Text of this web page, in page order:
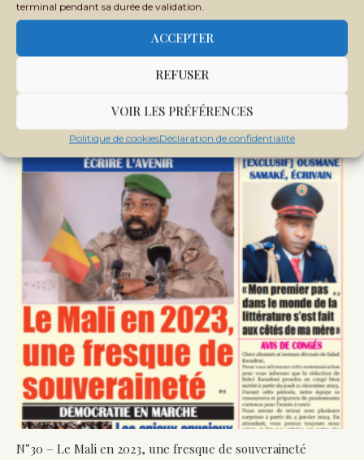
terminal pendant sa durée de validation.
ACCEPTER
REFUSER
VOIR LES PRÉFÉRENCES
Politique de cookiesDéclaration de confidentialité
RELATED PRODUCTS
N°30 – Le Mali en 2023, une fresque de souveraineté